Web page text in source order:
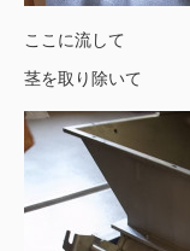
ここに流して
茎を取り除いて